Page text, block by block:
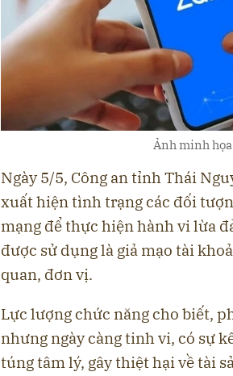
Ảnh minh
Ngày 5/5, Công an tỉnh Thái
xuất hiện tình trạng các đối
mạng để thực hiện hành vi lừa
được sử dụng là giả mạo tài
quan, đơn vị.
Lực lượng chức năng cho biết,
nhưng ngày càng tinh vi, có sự
túng tâm lý, gây thiệt hại về tài